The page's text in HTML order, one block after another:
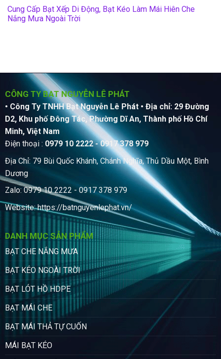
Cung Cấp Bạt Xếp Di Động, Bạt Kéo Làm Mái Hiên Che
Nắng Mưa Ngoài Trời
CÔNG TY BẠT NGUYỄN LÊ PHÁT
• Công Ty TNHH Bạt Nguyễn Lê Phát • Địa chỉ: 29 Đường
D2, Khu phố Đông Tác, Phường Dĩ An, Thành phố Hồ Chí
Minh, Việt Nam
Điện thoại : 0979 10 2222 - 0917 378 979
Địa Chỉ: 79 Bùi Quốc Khánh, Chánh Nghĩa, Thủ Dầu Một, Bình
Dương
Zalo: 0979 10 2222 - 0917 378 979
Website:https://batnguyenlephat.vn/
DANH MỤC SẢN PHẨM
BẠT CHE NẮNG MƯA
BẠT KÉO NGOÀI TRỜI
BẠT LÓT HỒ HDPE
BẠT MÁI CHE
BẠT MÁI THẢ TỰ CUỐN
MÁI BẠT KÉO